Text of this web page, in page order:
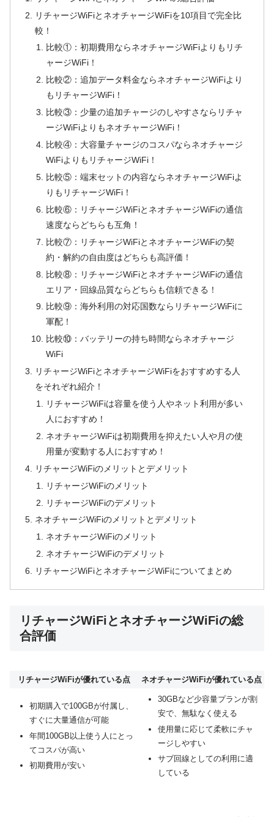
リチャージWiFiとネオチャージWiFiを10項目で完全比
較！
比較①：初期費用ならネオチャージWiFiよりもリチ
ャージWiFi！
比較②：追加データ料金ならネオチャージWiFiより
もリチャージWiFi！
比較③：少量の追加チャージのしやすさならリチャ
ージWiFiよりもネオチャージWiFi！
比較④：大容量チャージのコスパならネオチャージ
WiFiよりもリチャージWiFi！
比較⑤：端末セットの内容ならネオチャージWiFiよ
りもリチャージWiFi！
比較⑥：リチャージWiFiとネオチャージWiFiの通信
速度ならどちらも互角！
比較⑦：リチャージWiFiとネオチャージWiFiの契
約・解約の自由度はどちらも高評価！
比較⑧：リチャージWiFiとネオチャージWiFiの通信
エリア・回線品質ならどちらも信頼できる！
比較⑨：海外利用の対応国数ならリチャージWiFiに
軍配！
比較⑩：バッテリーの持ち時間ならネオチャージ
WiFi
リチャージWiFiとネオチャージWiFiをおすすめする人
をそれぞれ紹介！
リチャージWiFiは容量を使う人やネット利用が多い
人におすすめ！
ネオチャージWiFiは初期費用を抑えたい人や月の使
用量が変動する人におすすめ！
リチャージWiFiのメリットとデメリット
リチャージWiFiのメリット
リチャージWiFiのデメリット
ネオチャージWiFiのメリットとデメリット
ネオチャージWiFiのメリット
ネオチャージWiFiのデメリット
リチャージWiFiとネオチャージWiFiについてまとめ
リチャージWiFiとネオチャージWiFiの総
合評価
リチャージWiFiが優れている点 ネオチャージWiFiが優れている点
初期購入で100GBが付属し、
すぐに大量通信が可能
年間100GB以上使う人にとっ
てコスパが高い
初期費用が安い
30GBなど少容量プランが割
安で、無駄なく使える
使用量に応じて柔軟にチャ
ージしやすい
サブ回線としての利用に適
している